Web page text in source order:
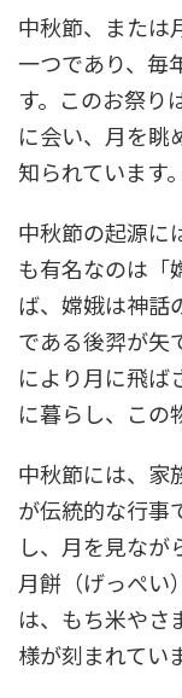
中秋節、または
一つであり、毎
す。このお祭り
に会い、月を眺
知られています。
中秋節の起源に
も有名なのは「
ば、嫦娥は神話
である後羿が矢
により月に飛ば
に暮らし、この
中秋節には、家
が伝統的な行事
し、月を見なが
月餅（げっぺい
は、もち米やさ
様が刻まれてい